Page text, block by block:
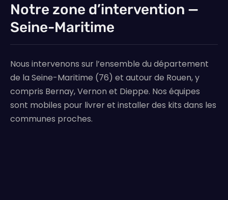
Notre zone d’intervention —
Seine-Maritime
Nous intervenons sur l’ensemble du département
de la Seine-Maritime (76) et autour de Rouen, y
compris Bernay, Vernon et Dieppe. Nos équipes
sont mobiles pour livrer et installer des kits dans les
communes proches.